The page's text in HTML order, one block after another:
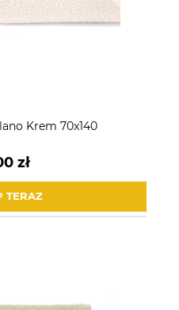
Krem 70x140
zł
TERAZ